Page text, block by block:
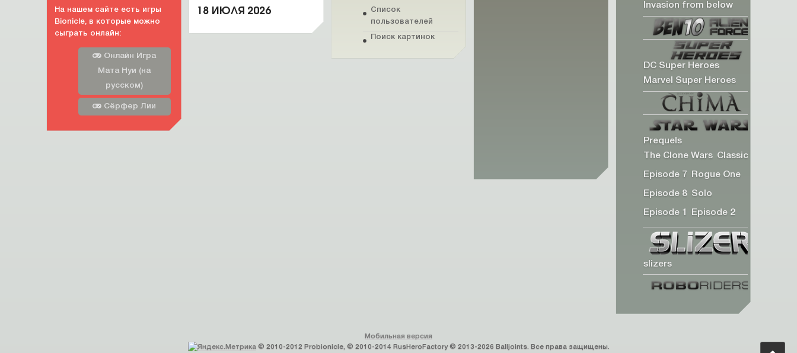
Invasion from below
DC Super Heroes
Marvel Super Heroes
Prequels
The Clone Wars Classic
Episode 7 Rogue One
Episode 8 Solo
Episode 1 Episode 2
slizers
На нашем сайте есть игры
Bionicle, в которые можно
сыграть онлайн:
Онлайн Игра
Мата Нуи (на
русском)
Сёрфер Лии
18 ИЮЛЯ 2026
Список
пользователей
Поиск картинок
Мобильная версия
© 2010-2012 Probionicle, © 2010-2014 RusHeroFactory © 2013-2026 Balljoints. Все права защищены.